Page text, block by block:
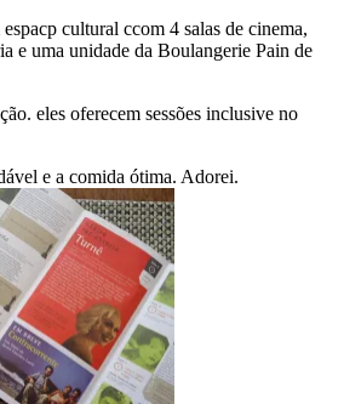
cultural ccom 4 salas de cinema,
e uma unidade da Boulangerie Pain de
eles oferecem sessões inclusive no
e a comida ótima. Adorei.